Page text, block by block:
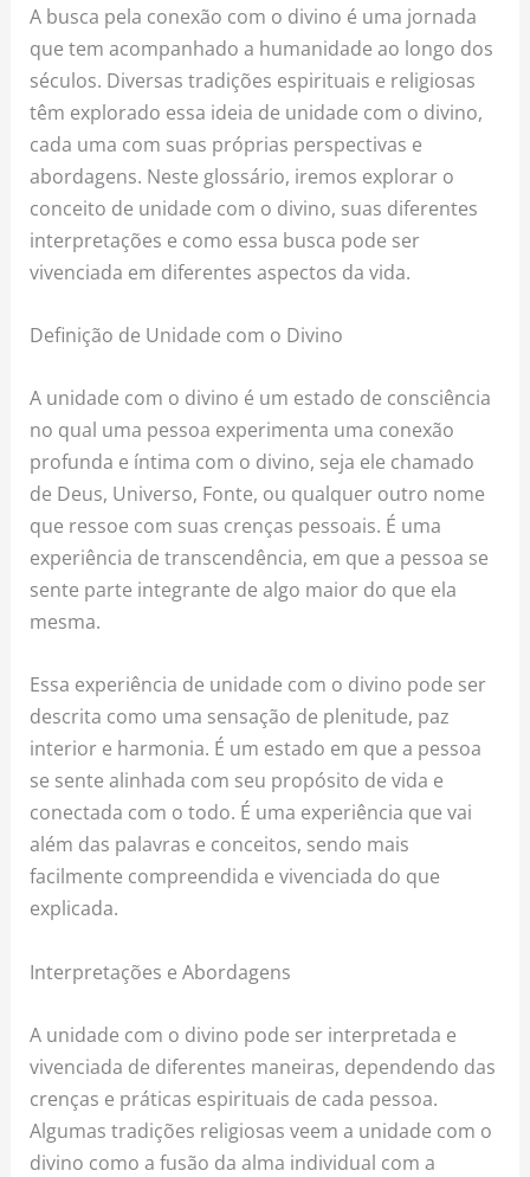
A busca pela conexão com o divino é uma jornada
que tem acompanhado a humanidade ao longo dos
séculos. Diversas tradições espirituais e religiosas
têm explorado essa ideia de unidade com o divino,
cada uma com suas próprias perspectivas e
abordagens. Neste glossário, iremos explorar o
conceito de unidade com o divino, suas diferentes
interpretações e como essa busca pode ser
vivenciada em diferentes aspectos da vida.
Definição de Unidade com o Divino
A unidade com o divino é um estado de consciência
no qual uma pessoa experimenta uma conexão
profunda e íntima com o divino, seja ele chamado
de Deus, Universo, Fonte, ou qualquer outro nome
que ressoe com suas crenças pessoais. É uma
experiência de transcendência, em que a pessoa se
sente parte integrante de algo maior do que ela
mesma.
Essa experiência de unidade com o divino pode ser
descrita como uma sensação de plenitude, paz
interior e harmonia. É um estado em que a pessoa
se sente alinhada com seu propósito de vida e
conectada com o todo. É uma experiência que vai
além das palavras e conceitos, sendo mais
facilmente compreendida e vivenciada do que
explicada.
Interpretações e Abordagens
A unidade com o divino pode ser interpretada e
vivenciada de diferentes maneiras, dependendo das
crenças e práticas espirituais de cada pessoa.
Algumas tradições religiosas veem a unidade com o
divino como a fusão da alma individual com a